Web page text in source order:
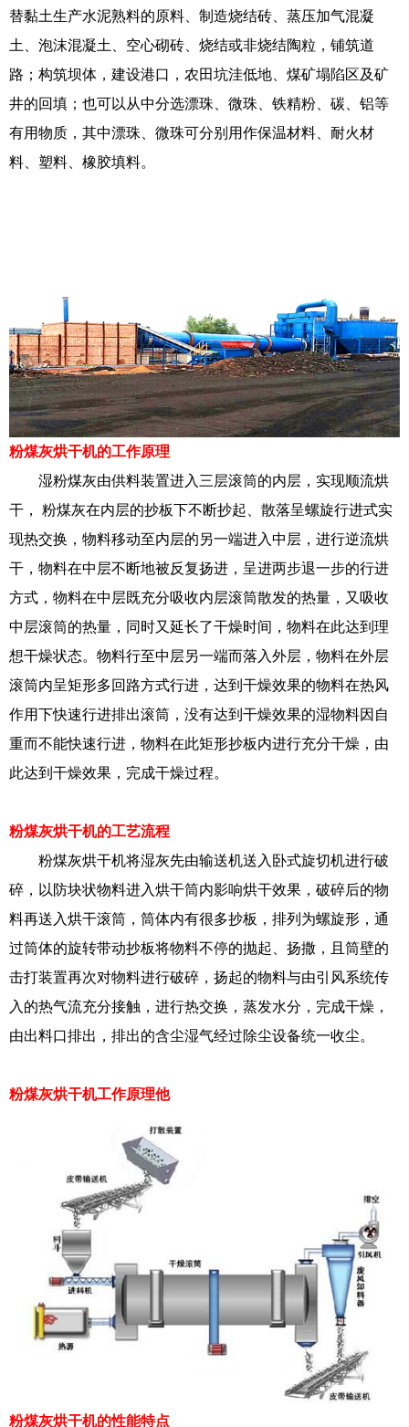
替黏土生产水泥熟料的原料、制造烧结砖、蒸压加气混凝
土、泡沫混凝土、空心砌砖、烧结或非烧结陶粒，铺筑道
路；构筑坝体，建设港口，农田坑洼低地、煤矿塌陷区及矿
井的回填；也可以从中分选漂珠、微珠、铁精粉、碳、铝等
有用物质，其中漂珠、微珠可分别用作保温材料、耐火材
料、塑料、橡胶填料。
粉煤灰烘干机的工作原理
湿粉煤灰由供料装置进入三层滚筒的内层，实现顺流烘
干， 粉煤灰在内层的抄板下不断抄起、散落呈螺旋行进式实
现热交换，物料移动至内层的另一端进入中层，进行逆流烘
干，物料在中层不断地被反复扬进，呈进两步退一步的行进
方式，物料在中层既充分吸收内层滚筒散发的热量，又吸收
中层滚筒的热量，同时又延长了干燥时间，物料在此达到理
想干燥状态。物料行至中层另一端而落入外层，物料在外层
滚筒内呈矩形多回路方式行进，达到干燥效果的物料在热风
作用下快速行进排出滚筒，没有达到干燥效果的湿物料因自
重而不能快速行进，物料在此矩形抄板内进行充分干燥，由
此达到干燥效果，完成干燥过程。
粉煤灰烘干机的工艺流程
粉煤灰烘干机将湿灰先由输送机送入卧式旋切机进行破
碎，以防块状物料进入烘干筒内影响烘干效果，破碎后的物
料再送入烘干滚筒，筒体内有很多抄板，排列为螺旋形，通
过筒体的旋转带动抄板将物料不停的抛起、扬撒，且筒壁的
击打装置再次对物料进行破碎，扬起的物料与由引风系统传
入的热气流充分接触，进行热交换，蒸发水分，完成干燥，
由出料口排出，排出的含尘湿气经过除尘设备统一收尘。
粉煤灰烘干机工作原理他
粉煤灰烘干机的性能特点